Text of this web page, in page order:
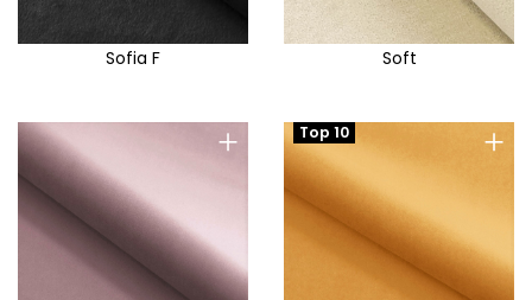
Sofia F Soft
+ +
Top 10